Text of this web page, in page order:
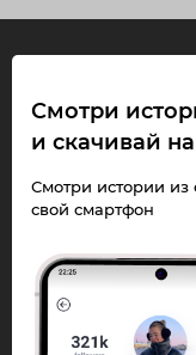
Смотри
Переходи в
скачивай
Смотри
и скачивай
Смотри истории из
свой смартфон